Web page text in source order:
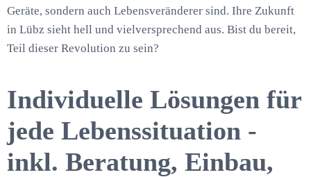
Geräte, sondern auch Lebensveränderer sind. Ihre Zukunft
in Lübz sieht hell und vielversprechend aus. Bist du bereit,
Teil dieser Revolution zu sein?
Individuelle Lösungen für
jede Lebenssituation -
inkl. Beratung, Einbau,